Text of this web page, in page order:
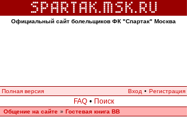
Официальный сайт болельщиков ФК "Спартак" Москва
Полная версия Вход • Регистрация
FAQ • Поиск
Общение на сайте » Гостевая книга ВВ